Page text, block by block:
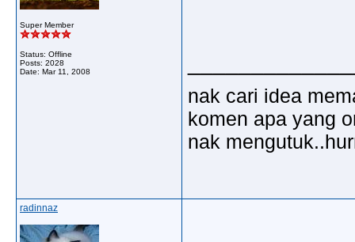
Super Member
Status: Offline
Posts: 2028
Date: Mar 11, 2008
nak cari idea
komen apa yang
nak
radinnaz